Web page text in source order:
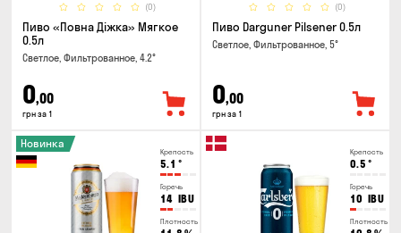
(0)
Пиво «Повна Діжка» Мягкое
0.5л
Светлое, Фильтрованное, 4.2°
0,00
грн за 1
(0)
Пиво Darguner Pilsener 0.5л
Светлое, Фильтрованное, 5°
0,00
грн за 1
Крепость
5.1 °
Горечь
14 IBU
Плотность
Новинка
Крепость
0.5 °
Горечь
10 IBU
Плотность